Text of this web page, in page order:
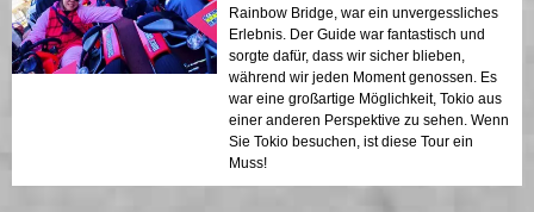
Rainbow Bridge, war ein unvergessliches
Erlebnis. Der Guide war fantastisch und
sorgte dafür, dass wir sicher blieben,
während wir jeden Moment genossen. Es
war eine großartige Möglichkeit, Tokio aus
einer anderen Perspektive zu sehen. Wenn
Sie Tokio besuchen, ist diese Tour ein
Muss!